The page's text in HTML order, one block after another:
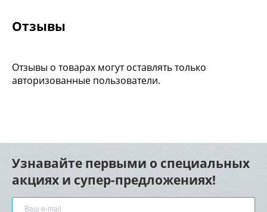
Отзывы
Отзывы о товарах могут оставлять только
авторизованные пользователи.
Узнавайте первыми о специальных
акциях и супер-предложениях!